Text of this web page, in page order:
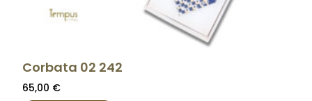
Corbata 02 242
65,00 €